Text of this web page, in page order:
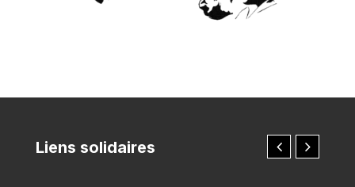
Liens solidaires